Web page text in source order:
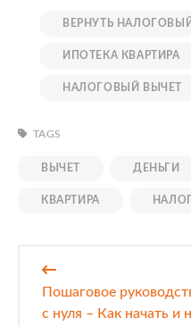
ВЕРНУТЬ НАЛОГОВЫЙ
ИПОТЕКА КВАРТИРА
НАЛОГОВЫЙ ВЫЧЕТ
TAGS
ВЫЧЕТ ДЕНЬГИ
КВАРТИРА НАЛОГ
записям
Пошаговое
с нуля – Как начать и